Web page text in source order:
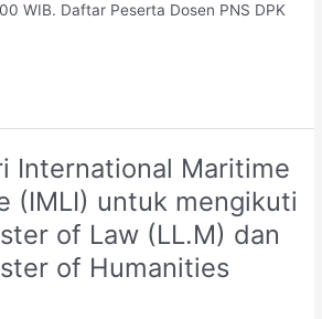
WIB. Daftar Peserta Dosen PNS DPK
International Maritime
(IMLI) untuk mengikuti
of Law (LL.M) dan
of Humanities